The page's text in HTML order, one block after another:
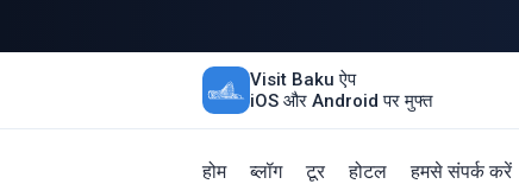
Visit Baku ऐप
iOS और Android पर मुफ्त
होम ब्लॉग टूर होटल हमसे संपर्क करें